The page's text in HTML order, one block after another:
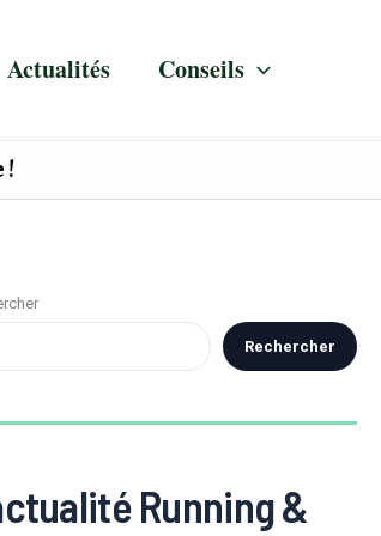
Actualités Conseils
!
Rechercher
Running &